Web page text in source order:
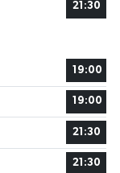
21:30
19:00
19:00
21:30
21:30